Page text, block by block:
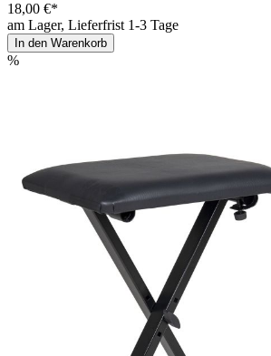
18,00 €*
am Lager, Lieferfrist 1-3 Tage
In den Warenkorb
%